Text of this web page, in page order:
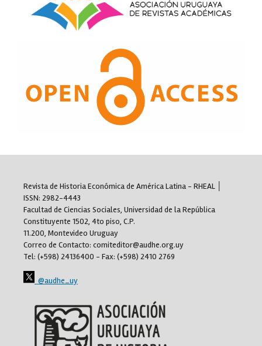
Revista de Historia Económica de América Latina - RHEAL │
ISSN: 2982-4443
Facultad de Ciencias Sociales, Universidad de la República
Constituyente 1502, 4to piso, C.P.
11.200, Montevideo Uruguay
Correo de Contacto: comiteditor@audhe.org.uy
Tel: (+598) 24136400 - Fax: (+598) 2410 2769
@audhe_uy